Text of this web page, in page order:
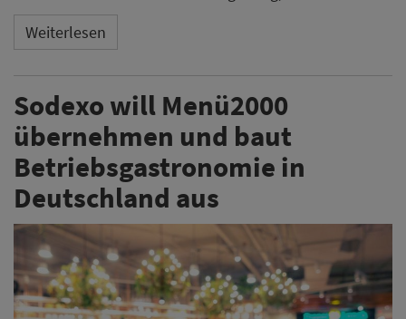
Weiterlesen
Sodexo will Menü2000
übernehmen und baut
Betriebsgastronomie in
Deutschland aus